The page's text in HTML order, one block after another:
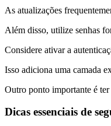
As atualizações
Além disso, utilize senhas
Considere ativar a
Isso adiciona uma camada
Outro ponto importante é
Dicas essenciais de